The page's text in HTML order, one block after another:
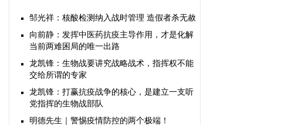
邹光祥：核酸检测纳入战时管理 造假者杀无赦
向前静：发挥中医药抗疫主导作用，才是化解
当前两难困局的唯一出路
龙凯锋：生物战要讲究战略战术，指挥权不能
交给所谓的专家
龙凯锋：打赢抗疫战争的核心，是建立一支听
党指挥的生物战部队
明德先生｜警惕疫情防控的两个极端！